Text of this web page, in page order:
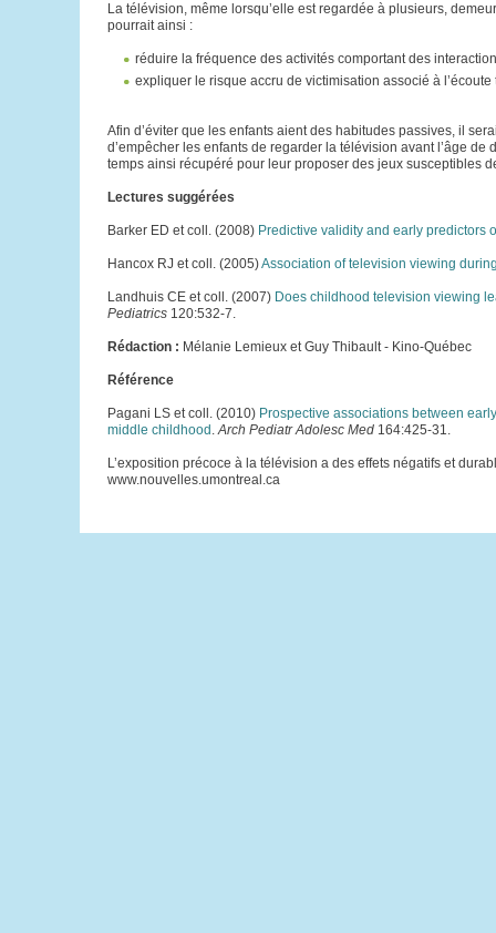
La télévision, même lorsqu’elle est regardée à plusieurs,
pourrait ainsi :
réduire la fréquence des activités comportant des
expliquer le risque accru de victimisation associé à
Afin d’éviter que les enfants aient des habitudes passives, il
d’empêcher les enfants de regarder la télévision avant l’âge
temps ainsi récupéré pour leur proposer des jeux susceptibles
Lectures suggérées
Barker ED et coll. (2008) Predictive validity and early predictors
Hancox RJ et coll. (2005)Association of television viewing
Landhuis CE et coll. (2007) Does childhood television viewing
Pediatrics 120:532-7.
Rédaction : Mélanie Lemieux et Guy Thibault - Kino-Québec
Référence
Pagani LS et coll. (2010) Prospective associations between
middle childhood .Arch Pediatr Adolesc Med 164:425-31.
L’exposition précoce à la télévision a des effets négatifs et
www.nouvelles.umontreal.ca